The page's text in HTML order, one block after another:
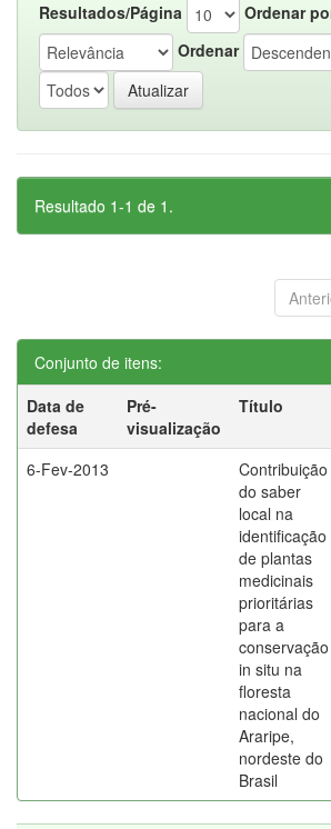
Resultados/Página
Ordenar
Ordenar
Resultado 1-1 de 1.
Conjunto de itens:
Data de
defesa
Pré-
visualização
Título
6-Fev-2013
Contribuição
do saber
local na
identificação
de plantas
medicinais
prioritárias
para a
conservação
in situ na
floresta
nacional do
Araripe,
nordeste do
Brasil